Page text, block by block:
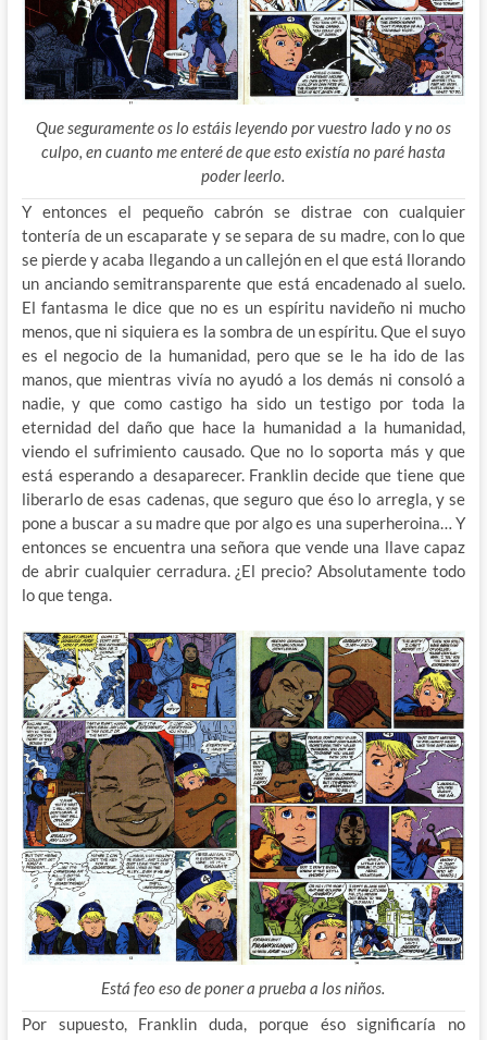
Que seguramente os lo estáis leyendo por vuestro lado y no os
culpo, en cuanto me enteré de que esto existía no paré hasta
poder leerlo.
Y entonces el pequeño cabrón se distrae con cualquier
tontería de un escaparate y se separa de su madre, con lo que
se pierde y acaba llegando a un callejón en el que está llorando
un anciando semitransparente que está encadenado al suelo.
El fantasma le dice que no es un espíritu navideño ni mucho
menos, que ni siquiera es la sombra de un espíritu. Que el suyo
es el negocio de la humanidad, pero que se le ha ido de las
manos, que mientras vivía no ayudó a los demás ni consoló a
nadie, y que como castigo ha sido un testigo por toda la
eternidad del daño que hace la humanidad a la humanidad,
viendo el sufrimiento causado. Que no lo soporta más y que
está esperando a desaparecer. Franklin decide que tiene que
liberarlo de esas cadenas, que seguro que éso lo arregla, y se
pone a buscar a su madre que por algo es una superheroina… Y
entonces se encuentra una señora que vende una llave capaz
de abrir cualquier cerradura. ¿El precio? Absolutamente todo
lo que tenga.
Está feo eso de poner a prueba a los niños.
Por supuesto, Franklin duda, porque éso significaría no